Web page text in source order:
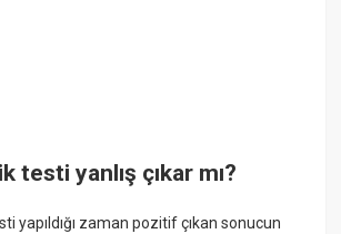
testi yanlış çıkar mı?
yapıldığı zaman pozitif çıkan sonucun